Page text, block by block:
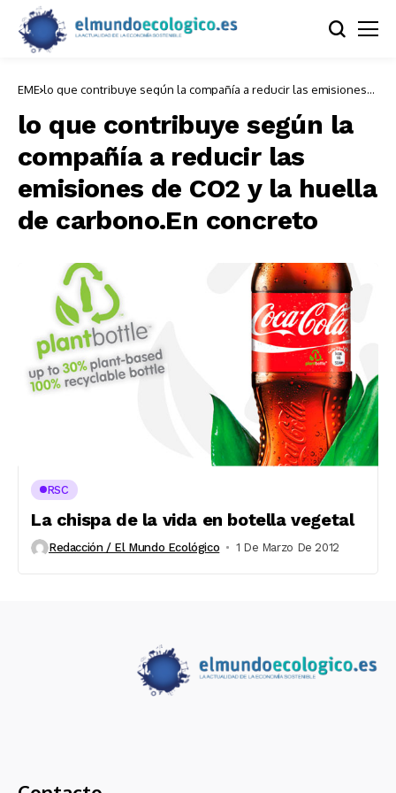
EME lo que contribuye según la compañía a reducir las emisiones
lo que contribuye según la
compañía a reducir las
emisiones de CO2 y la huella
de carbono.En concreto
RSC
La chispa de la vida en botella vegetal
Redacción / El Mundo Ecológico 1 De Marzo De 2012